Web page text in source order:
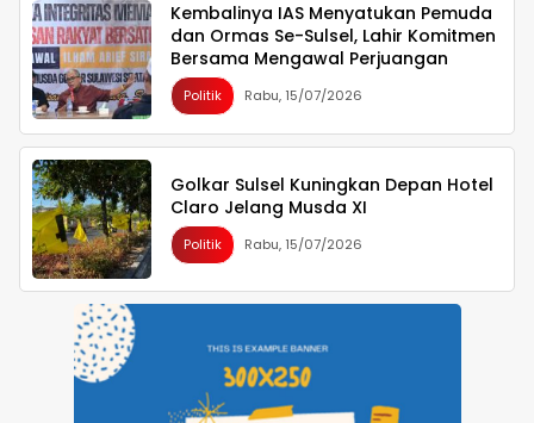
Kembalinya IAS Menyatukan Pemuda
dan Ormas Se-Sulsel, Lahir Komitmen
Bersama Mengawal Perjuangan
Politik Rabu, 15/07/2026
Golkar Sulsel Kuningkan Depan Hotel
Claro Jelang Musda XI
Politik Rabu, 15/07/2026